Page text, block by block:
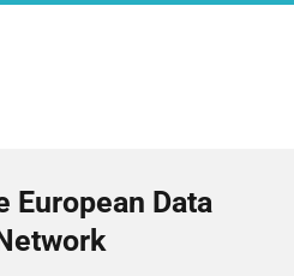
European Data